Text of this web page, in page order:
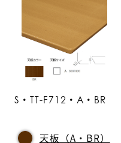
S・TT-F712・A・BR
天板（A・BR）